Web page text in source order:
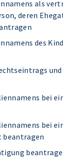
als
deren
des
bei
bei
beantragen